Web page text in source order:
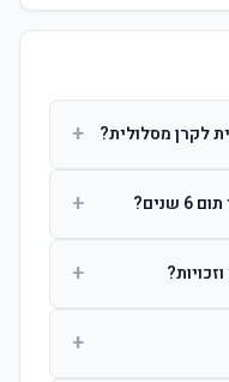
לקרן מסלולית? +
ספציפי ומאפשרת
+
פטור ממס עד לתקרה
+
הראשונה.
+